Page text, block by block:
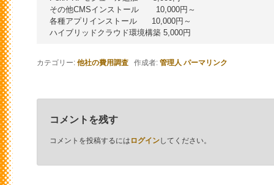
その他CMSインストール       10,000円～
各種アプリインストール      10,000円～
カテゴリー: 他社の費用調査 作成者: 管理人 パーマリンク
コメントを残す
コメントを投稿するには ログインしてください。